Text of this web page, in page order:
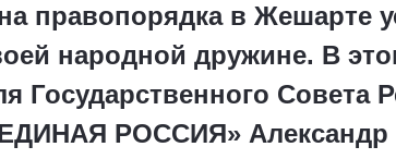
правопорядка в Жешарте
народной дружине. В
Государственного Совета
РОССИЯ» Александр